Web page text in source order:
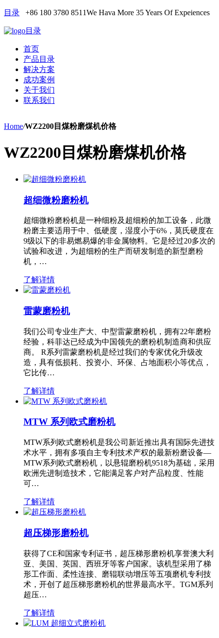
目录 +86 180 3780 8511We Hava More 35 Years Of Expeiences
目录
首页
产品目录
解决方案
成功案例
关于我们
联系我们
Home/WZ2200目煤粉磨煤机价格
WZ2200目煤粉磨煤机价格
超细微粉磨粉机
超细微粉磨粉机是一种细粉及超细粉的加工设备，此微
粉磨主要适用于中、低硬度，湿度小于6%，莫氏硬度在
9级以下的非易燃易爆的非金属物料。它是经过20多次的
试验和改进，为超细粉的生产而研发制造的新型磨粉
机，…
了解详情
雷蒙磨粉机
我们公司专业生产大、中型雷蒙磨粉机，拥有22年磨粉
经验，科菲达已经成为中国领先的磨粉机制造商和供应
商。 R系列雷蒙磨粉机是经过我们的专家优化升级改
造，具有低损耗、投资小、环保、占地面积小等优点，
它比传…
了解详情
MTW 系列欧式磨粉机
MTW系列欧式磨粉机是我公司新近推出具有国际先进技
术水平，拥有多项自主专利技术产权的最新粉磨设备—
MTW系列欧式磨粉机，以悬辊磨粉机9518为基础，采用
欧洲先进制造技术，它能满足客户对产品粒度、性能
可…
了解详情
超压梯形磨粉机
获得了CE和国家专利证书，超压梯形磨粉机享誉澳大利
亚、美国、英国、西班牙等客户国家。该机型采用了梯
形工作面、柔性连接、磨辊联动增压等五项磨机专利技
术，开创了超压梯形磨粉机的世界最高水平。TGM系列
超压…
了解详情